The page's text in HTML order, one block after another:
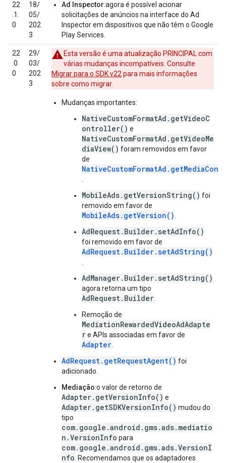
22
.1.
0
18/
05/
202
3
Ad Inspector:agora é possível acionar
solicitações de anúncios na interface do Ad
Inspector em dispositivos que não têm o Google
Play Services.
22
.0.
0
29/
03/
202
3
Esta versão é uma atualização PRINCIPAL com
várias mudanças incompatíveis. Consulte
Migrar para o SDK v22 para mais informações
sobre como migrar.
Mudanças importantes:
NativeCustomFormatAd.getVideoC
ontroller() e
NativeCustomFormatAd.getVideoMe
diaView() foram removidos em favor
de
MobileAds.getVersionString() foi
removido em favor de
MobileAds.getVersion()
AdRequest.Builder.setAdInfo()
foi removido em favor de
AdRequest.Builder.setAdString()
AdManager.Builder.setAdString()
agora retorna um tipo
AdRequest.Builder
Remoção de
MediationRewardedVideoAdAdapte
re APIs associadas em favor de
Adapter
AdRequest.getRequestAgent() foi
adicionado.
Mediação:o valor de retorno de
Adapter.getVersionInfo() e
Adapter.getSDKVersionInfo() mudou do
tipo
com.google.android.gms.ads.mediatio
n.VersionInfo para
com.google.android.gms.ads.VersionI
nfo . Recomendamos que os adaptadores